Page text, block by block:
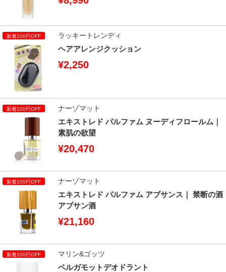
ラッキートレンディ
ヘアアレンジクッション
¥2,250
ナーゾマット
エキストレド パルファム ヌーディフロールム｜
素肌の欲望
¥20,470
ナーゾマット
エキストレド パルファム アブサンス｜ 禁断の酒
アブサン酒
¥21,160
マリン&ゴッツ
ベルガモットデオドラント